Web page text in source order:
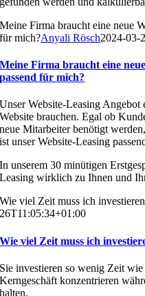
Meine Firma braucht eine neue
für mich?Anyali Rösch2024-03-
Meine Firma braucht eine
passend für mich?
Unser Website-Leasing
Website brauchen. Egal ob
neue Mitarbeiter benötigt
ist unser Website-Leasing
In unserem 30 minütigen
Leasing wirklich zu Ihnen und
Wie viel Zeit muss ich
26T11:05:34+01:00
Wie viel Zeit muss ich
Sie investieren so wenig Zeit
Kerngeschäft konzentrieren
halten.